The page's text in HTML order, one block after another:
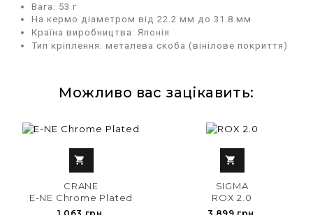
Вага: 53 г
На кермо діаметром від 22.2 мм до 31.8 мм
Країна виробництва: Японія
Тип кріплення: металева скоба (вінілове покриття)
Можливо вас зацікавить:

CRANE
E-NE Chrome Plated

SIGMA
ROX 2.0